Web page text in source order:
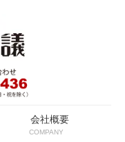
会社概要
COMPANY